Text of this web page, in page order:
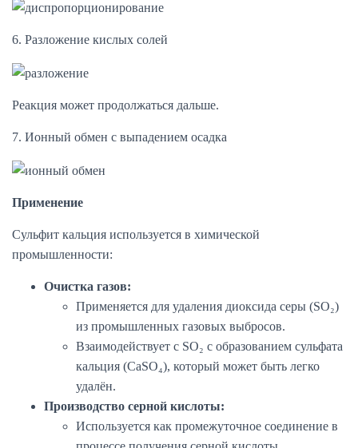
6. Разложение кислых солей
Реакция может продолжаться дальше.
7. Ионный обмен с выпадением осадка
Применение
Сульфит кальция используется в химической
промышленности:
Очистка газов:
Применяется для удаления диоксида серы (SO₂)
из промышленных газовых выбросов.
Взаимодействует с SO₂ с образованием сульфата
кальция (CaSO₄), который может быть легко
удалён.
Производство серной кислоты:
Используется как промежуточное соединение в